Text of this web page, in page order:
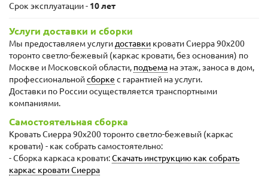
Срок эксплуатации - 10 лет
Услуги доставки и сборки
Мы предоставляем услугидоставки кровати Сиерра 90х200
торонто светло-бежевый (каркас кровати, без основания) по
Москве и Московской области, подъема на этаж, заноса в дом,
профессиональнойсборке с гарантией на услуги.
Доставки по России осуществляется транспортными
компаниями.
Самостоятельная сборка
Кровать Сиерра 90х200 торонто светло-бежевый (каркас
кровати) - как собрать самостоятельно:
- Сборка каркаса кровати:Скачать инструкцию как собрать
каркас кровати Сиерра